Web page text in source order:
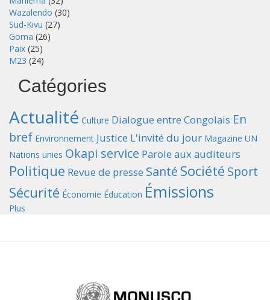
Wazalendo (30)
Sud-Kivu (27)
Goma (26)
Paix (25)
M23 (24)
Catégories
Actualité Culture Dialogue entre Congolais En
bref Environnement Justice L'invité du jour Magazine UN
Nations unies Okapi service Parole aux auditeurs
Politique Revue de presse Santé Société Sport
Sécurité Économie Éducation Émissions
Plus